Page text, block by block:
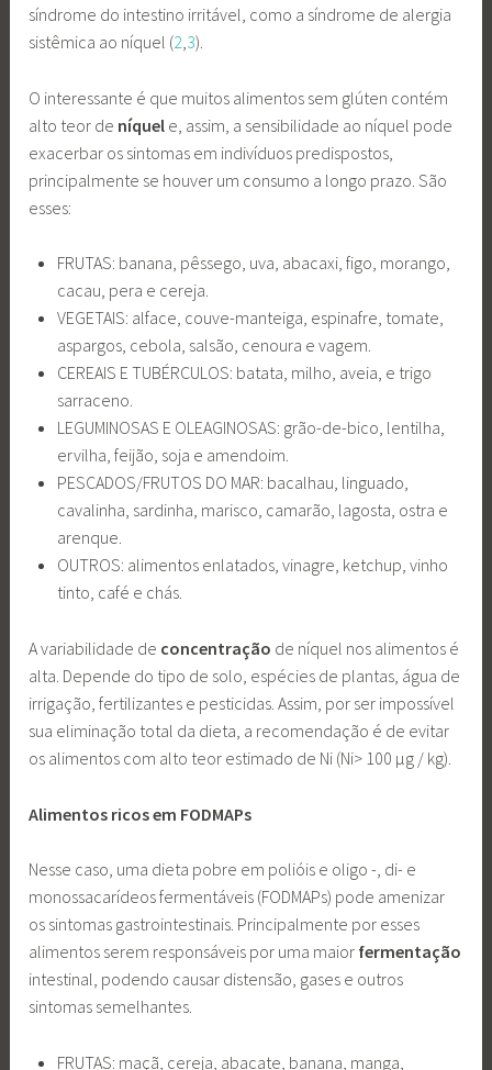
síndrome do intestino irritável, como a síndrome de alergia
sistêmica ao níquel (2,3).
O interessante é que muitos alimentos sem glúten contém
alto teor de níquel e, assim, a sensibilidade ao níquel pode
exacerbar os sintomas em indivíduos predispostos,
principalmente se houver um consumo a longo prazo. São
esses:
FRUTAS: banana, pêssego, uva, abacaxi, figo, morango,
cacau, pera e cereja.
VEGETAIS: alface, couve-manteiga, espinafre, tomate,
aspargos, cebola, salsão, cenoura e vagem.
CEREAIS E TUBÉRCULOS: batata, milho, aveia, e trigo
sarraceno.
LEGUMINOSAS E OLEAGINOSAS: grão-de-bico, lentilha,
ervilha, feijão, soja e amendoim.
PESCADOS/FRUTOS DO MAR: bacalhau, linguado,
cavalinha, sardinha, marisco, camarão, lagosta, ostra e
arenque.
OUTROS: alimentos enlatados, vinagre, ketchup, vinho
tinto, café e chás.
A variabilidade de concentração de níquel nos alimentos é
alta. Depende do tipo de solo, espécies de plantas, água de
irrigação, fertilizantes e pesticidas. Assim, por ser impossível
sua eliminação total da dieta, a recomendação é de evitar
os alimentos com alto teor estimado de Ni (Ni> 100 μg / kg).
Alimentos ricos em FODMAPs
Nesse caso, uma dieta pobre em polióis e oligo -, di- e
monossacarídeos fermentáveis (FODMAPs) pode amenizar
os sintomas gastrointestinais. Principalmente por esses
alimentos serem responsáveis por uma maior fermentação
intestinal, podendo causar distensão, gases e outros
sintomas semelhantes.
FRUTAS: maçã, cereja, abacate, banana, manga,